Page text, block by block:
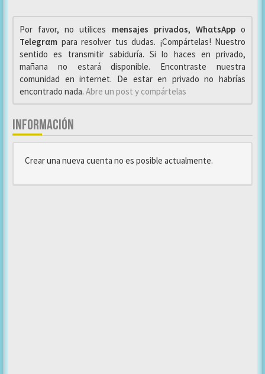
Por favor, no utilices mensajes privados, WhαtsAppo
Telegrαm para resolver tus dudas. ¡Compártelas! Nuestro
sentido es transmitir sabiduría. Si lo haces en privado,
mañana no estará disponible. Encontraste nuestra
comunidad en internet. De estar en privado no habrías
encontrado nada. Abre un post y compártelas
INFORMACIÓN
Crear una nueva cuenta no es posible actualmente.